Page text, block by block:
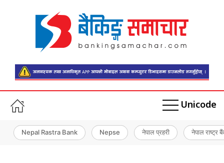
Unicode
Nepal Rastra Bank Nepse नेपाल प्रहरी नेपाल राष्ट्र